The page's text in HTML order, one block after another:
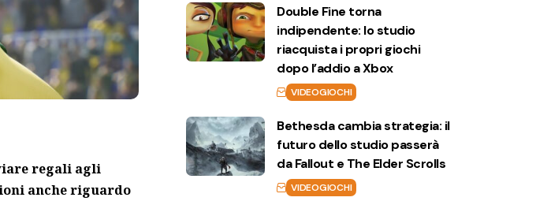
regali agli
anche riguardo
Double Fine torna
indipendente: lo studio
riacquista i propri giochi
dopo l’addio a Xbox
VIDEOGIOCHI
Bethesda cambia strategia: il
futuro dello studio passerà
da Fallout e The Elder Scrolls
VIDEOGIOCHI